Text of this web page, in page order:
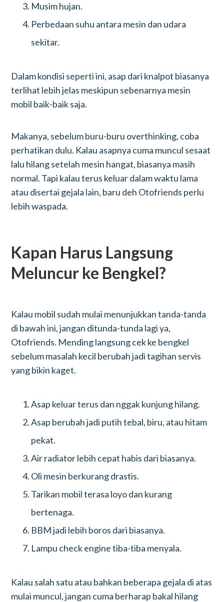
Musim hujan.
Perbedaan suhu antara mesin dan udara
sekitar.
Dalam kondisi seperti ini, asap dari knalpot biasanya
terlihat lebih jelas meskipun sebenarnya mesin
mobil baik-baik saja.
Makanya, sebelum buru-buru overthinking, coba
perhatikan dulu. Kalau asapnya cuma muncul sesaat
lalu hilang setelah mesin hangat, biasanya masih
normal. Tapi kalau terus keluar dalam waktu lama
atau disertai gejala lain, baru deh Otofriends perlu
lebih waspada.
Kapan Harus Langsung
Meluncur ke Bengkel?
Kalau mobil sudah mulai menunjukkan tanda-tanda
di bawah ini, jangan ditunda-tunda lagi ya,
Otofriends. Mending langsung cek ke bengkel
sebelum masalah kecil berubah jadi tagihan servis
yang bikin kaget.
Asap keluar terus dan nggak kunjung hilang.
Asap berubah jadi putih tebal, biru, atau hitam
pekat.
Air radiator lebih cepat habis dari biasanya.
Oli mesin berkurang drastis.
Tarikan mobil terasa loyo dan kurang
bertenaga.
BBM jadi lebih boros dari biasanya.
Lampu check engine tiba-tiba menyala.
Kalau salah satu atau bahkan beberapa gejala di atas
mulai muncul, jangan cuma berharap bakal hilang